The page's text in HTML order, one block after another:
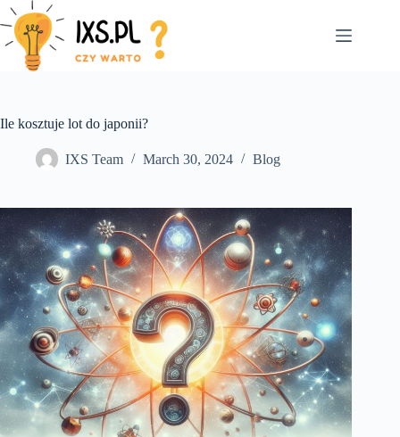
Skip
to
content
Ile kosztuje lot do japonii?
IXS Team March 30, 2024 Blog